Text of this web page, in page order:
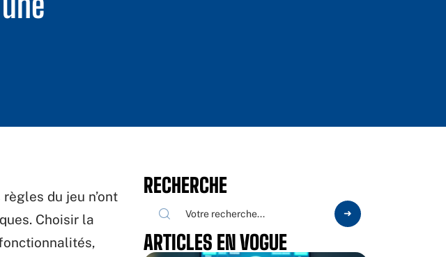
du jeu n’ont
Choisir la
RECHERCHE
ARTICLES EN VOGUE